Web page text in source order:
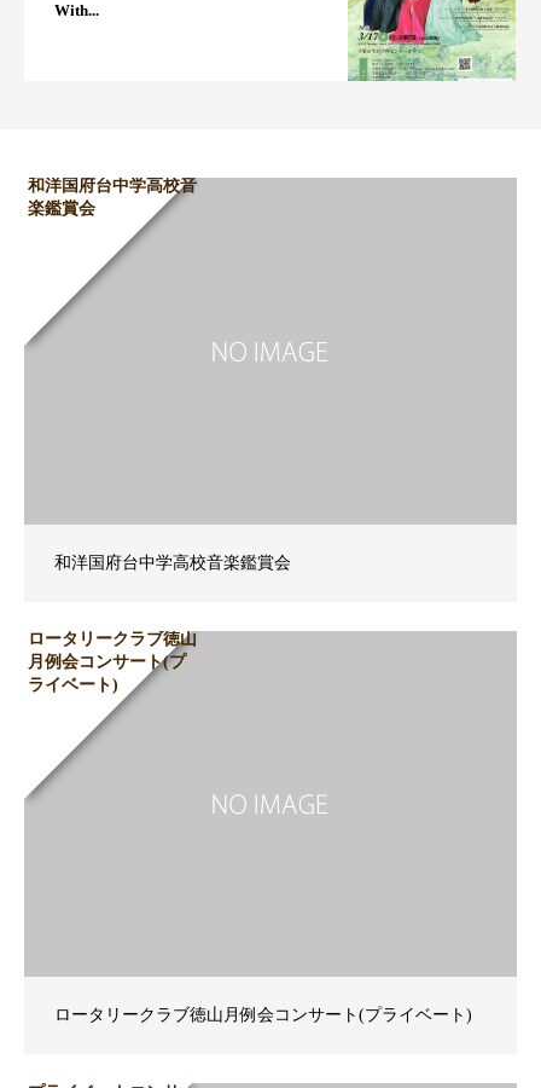
With...
和洋国府台中学高校音
楽鑑賞会
和洋国府台中学高校音楽鑑賞会
ロータリークラブ徳山
月例会コンサート(プ
ライベート)
ロータリークラブ徳山月例会コンサート(プライベート)